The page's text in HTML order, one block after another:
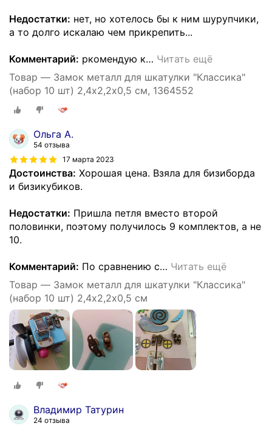
Недостатки: нет, но хотелось бы к ним шурупчики,
а то долго искалаю чем прикрепить...
Комментарий: ркомендую к… Читать ещё
Товар — Замок металл для шкатулки "Классика"
(набор 10 шт) 2,4х2,2х0,5 см, 1364552
Ольга А.
54 отзыва
17 марта 2023
Достоинства: Хорошая цена. Взяла для бизиборда
и бизикубиков.
Недостатки: Пришла петля вместо второй
половинки, поэтому получилось 9 комплектов, а не
10.
Комментарий: По сравнению с… Читать ещё
Товар — Замок металл для шкатулки "Классика"
(набор 10 шт) 2,4х2,2х0,5 см
Владимир Татурин
24 отзыва